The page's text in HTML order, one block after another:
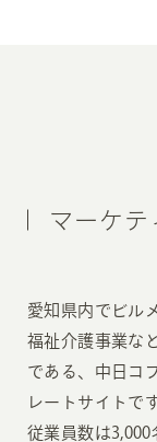
マーケ
愛知県内でビル
福祉介護事業な
である、中日コ
レートサイトです
従業員数は